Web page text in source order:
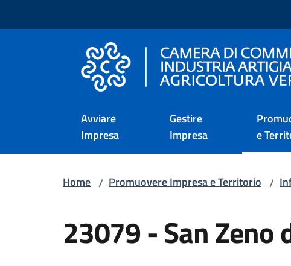
Camera di Commercio di
Avviare
Impresa
Gestire
Impresa
e
Home / Promuovere Impresa e Territorio /
23079 - San Zeno